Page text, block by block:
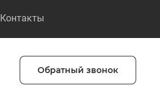
Контакты
Обратный звонок